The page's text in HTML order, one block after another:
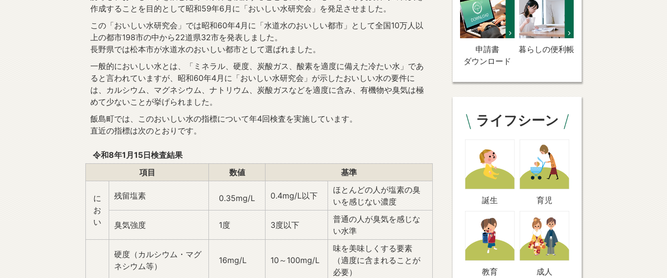
作成することを目的として昭和59年6月に「おいしい水研究会」を発足させました。
この「おいしい水研究会」では昭和60年4月に「水道水のおいしい都市」として全国10万人以
上の都市198市の中から22道県32市を発表しました。
長野県では松本市が水道水のおいしい都市として選ばれました。
一般的においしい水とは、「ミネラル、硬度、炭酸ガス、酸素を適度に備えた冷たい水」であ
ると言われていますが、昭和60年4月に「おいしい水研究会」が示したおいしい水の要件に
は、カルシウム、マグネシウム、ナトリウム、炭酸ガスなどを適度に含み、有機物や臭気は極
めて少ないことが挙げられました。
飯島町では、このおいしい水の指標について年4回検査を実施しています。
直近の指標は次のとおりです。
令和8年1月15日検査結果
項目
数値 基準
に
お
い
残留塩素 0.35mg/L 0.4mg/L以下
ほとんどの人が塩素の臭
いを感じない濃度
臭気強度 1度 3度以下
普通の人が臭気を感じな
い水準
硬度（カルシウム・マグ
ネシウム等）
16mg/L 10～100mg/L
味を美味しくする要素
（適度に含まれることが
必要）
申請書
ダウンロード
暮らしの便利帳
ライフシーン
誕生 育児
教育 成人